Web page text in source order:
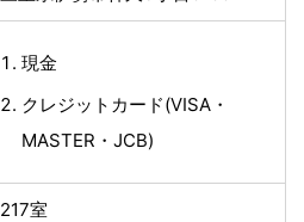
現金
クレジットカード(VISA・
MASTER・JCB)
217室